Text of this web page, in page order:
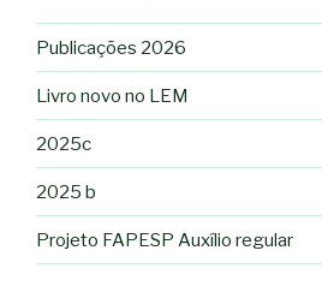
Publicações 2026
Livro novo no LEM
2025c
2025 b
Projeto FAPESP Auxílio regular